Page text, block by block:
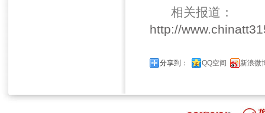
相关报道：
http://
分享到： QQ空间 新浪微